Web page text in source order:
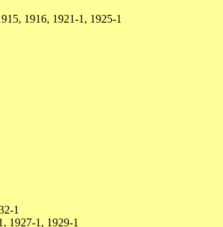
1916, 1921-1, 1925-1
1
1927-1, 1929-1